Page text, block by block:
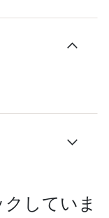
していま